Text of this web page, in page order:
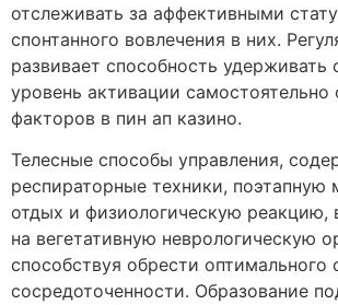
отслеживать за аффективными
спонтанного вовлечения в них.
развивает способность удерживать
уровень активации
факторов в пин ап казино.
Телесные способы управления,
респираторные техники,
отдых и физиологическую реакцию,
на вегетативную неврологическую
способствуя обрести оптимального
сосредоточенности. Образование